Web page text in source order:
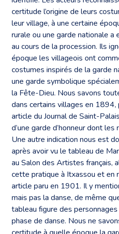
certitude l’origine de leurs
leur village, à une certaine
rurale ou une garde nationale
au cours de la procession. Ils
époque les villageois ont
costumes inspirés de la garde
une garde symbolique
la Fête-Dieu. Nous savons
dans certains villages en
article du Journal de Saint-
d’une garde d’honneur dont
Une autre indication nous est
après avoir vu le tableau de
au Salon des Artistes français,
cette pratique à Itxassou et en
article paru en 1901. Il y
mais pas la danse, de même
tableau figure des
phase de danse. Nous ne